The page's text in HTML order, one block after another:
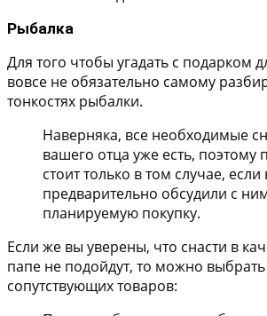
Рыбалка
Для того чтобы угадать с подарком
вовсе не обязательно самому
тонкостях рыбалки.
Наверняка, все необходимые
вашего отца уже есть, поэтому
стоит только в том случае, если
предварительно обсудили с
планируемую покупку.
Если же вы уверены, что снасти в
папе не подойдут, то можно выбрать
сопутствующих товаров: